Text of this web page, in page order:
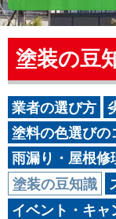
塗装の豆
業者の選び方
塗料の色選びの
雨漏り・屋根修
塗装の豆知識
イベント・キャ